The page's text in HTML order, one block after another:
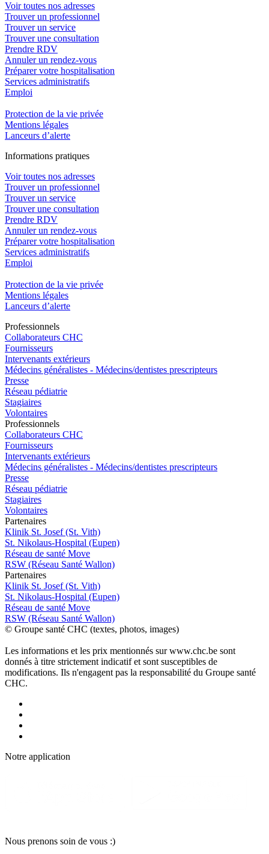
Voir toutes nos adresses
Trouver un professionnel
Trouver un service
Trouver une consultation
Prendre RDV
Annuler un rendez-vous
Préparer votre hospitalisation
Services administratifs
Emploi​
Protection de la vie privée
Mentions légales
Lanceurs d’alerte
Informations pratiques
Voir toutes nos adresses
Trouver un professionnel
Trouver un service
Trouver une consultation
Prendre RDV
Annuler un rendez-vous
Préparer votre hospitalisation
Services administratifs
Emploi​
Protection de la vie privée
Mentions légales
Lanceurs d’alerte
Professionnels
Collaborateurs CHC
Fournisseurs
Intervenants extérieurs
Médecins généralistes - Médecins/dentistes prescripteurs
Presse
Réseau pédiatrie
Stagiaires
Volontaires
Professionnels
Collaborateurs CHC
Fournisseurs
Intervenants extérieurs
Médecins généralistes - Médecins/dentistes prescripteurs
Presse
Réseau pédiatrie
Stagiaires
Volontaires
Partenaires
Klinik St. Josef (St. Vith)
St. Nikolaus-Hospital (Eupen)
Réseau de santé Move
RSW (Réseau Santé Wallon)
Partenaires
Klinik St. Josef (St. Vith)
St. Nikolaus-Hospital (Eupen)
Réseau de santé Move
RSW (Réseau Santé Wallon)
© Groupe santé CHC (textes, photos, images)
Les informations et les prix mentionnés sur www.chc.be sont
donnés à titre strictement indicatif et sont susceptibles de
modifications. Ils n'engagent pas la responsabilité du Groupe santé
CHC.
Notre application
Nous prenons soin de vous :)